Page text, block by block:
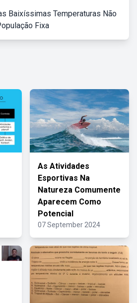
Baixíssimas Temperaturas Não
Fixa
As Atividades
Esportivas Na
Natureza Comumente
Aparecem Como
Potencial
07 September 2024